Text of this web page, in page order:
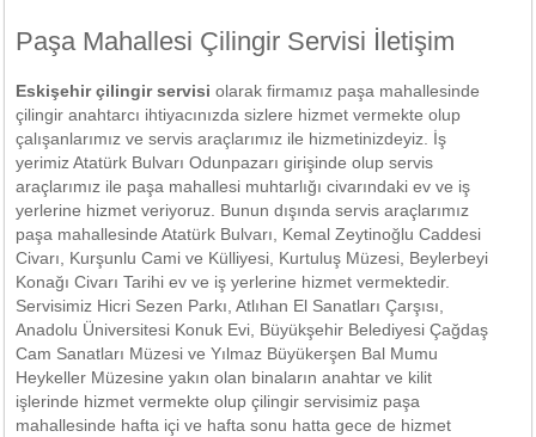
Paşa Mahallesi Çilingir Servisi İletişim
Eskişehir çilingir servisi olarak firmamız paşa mahallesinde
çilingir anahtarcı ihtiyacınızda sizlere hizmet vermekte olup
çalışanlarımız ve servis araçlarımız ile hizmetinizdeyiz. İş
yerimiz Atatürk Bulvarı Odunpazarı girişinde olup servis
araçlarımız ile paşa mahallesi muhtarlığı civarındaki ev ve iş
yerlerine hizmet veriyoruz. Bunun dışında servis araçlarımız
paşa mahallesinde Atatürk Bulvarı, Kemal Zeytinoğlu Caddesi
Civarı, Kurşunlu Cami ve Külliyesi, Kurtuluş Müzesi, Beylerbeyi
Konağı Civarı Tarihi ev ve iş yerlerine hizmet vermektedir.
Servisimiz Hicri Sezen Parkı, Atlıhan El Sanatları Çarşısı,
Anadolu Üniversitesi Konuk Evi, Büyükşehir Belediyesi Çağdaş
Cam Sanatları Müzesi ve Yılmaz Büyükerşen Bal Mumu
Heykeller Müzesine yakın olan binaların anahtar ve kilit
işlerinde hizmet vermekte olup çilingir servisimiz paşa
mahallesinde hafta içi ve hafta sonu hatta gece de hizmet